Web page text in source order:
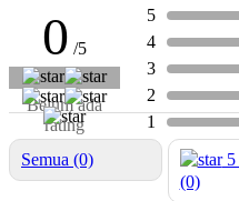
0 /5
Belum ada
rating
5
4
3
2
1
Semua (0)
5
(0)